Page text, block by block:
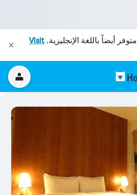
متوفر أيضاً باللغة الإنجليزية.Visit